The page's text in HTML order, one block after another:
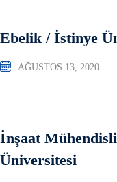
Ebelik / İstinye
AĞUSTOS 13, 2020
İnşaat
Üniversitesi